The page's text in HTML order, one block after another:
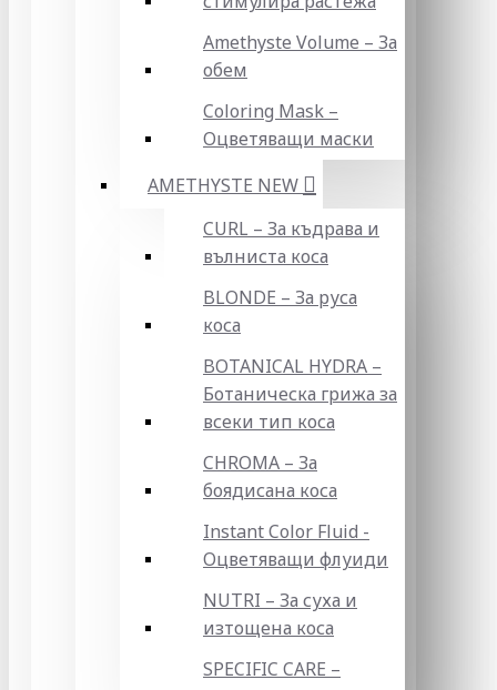
Amethyste Volume – За
обем
Coloring Mask –
Оцветяващи маски
AMETHYSTE NEW
CURL – За къдрава и
вълниста коса
BLONDE – За руса
коса
BOTANICAL HYDRA –
Ботаническа грижа за
всеки тип коса
CHROMA – За
боядисана коса
Instant Color Fluid -
Оцветяващи флуиди
NUTRI – За суха и
изтощена коса
SPECIFIC CARE –